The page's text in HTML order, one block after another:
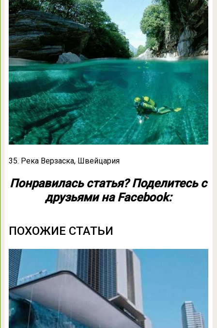
35. Река Верзаска, Швейцария
Понравилась статья? Поделитесь с
друзьями на Facebook:
ПОХОЖИЕ СТАТЬИ